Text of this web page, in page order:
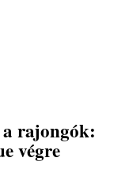
rajongók:
végre